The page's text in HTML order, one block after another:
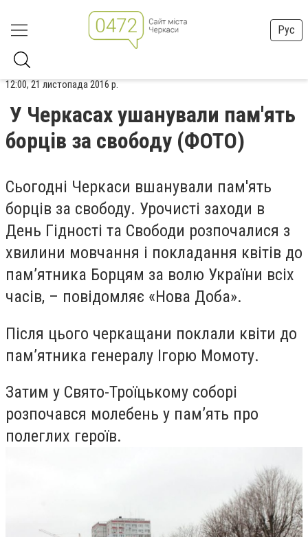
Рус
12:00, 21 листопада 2016 р.
У Черкасах ушанували пам'ять
борців за свободу (ФОТО)
Сьогодні Черкаси вшанували пам'ять
борців за свободу. Урочисті заходи в
День Гідності та Свободи розпочалися з
хвилини мовчання і покладання квітів до
пам’ятника Борцям за волю України всіх
часів, – повідомляє «Нова Доба».
Після цього черкащани поклали квіти до
пам’ятника генералу Ігорю Момоту.
Затим у Свято-Троїцькому соборі
розпочався молебень у пам’ять про
полеглих героїв.